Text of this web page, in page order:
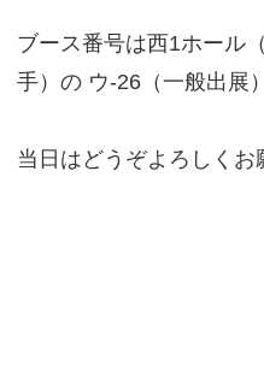
ブース番号は西1ホール
手）の ウ-26（一般出展
当日はどうぞよろしくお